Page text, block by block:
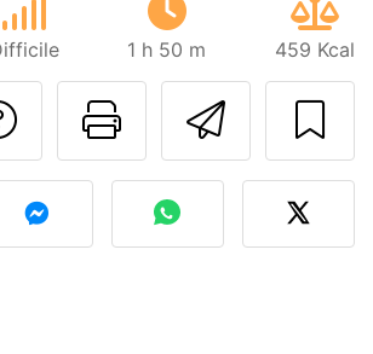
1 h 50 m 459 Kcal
Imprimer
Poser une
votre photo de